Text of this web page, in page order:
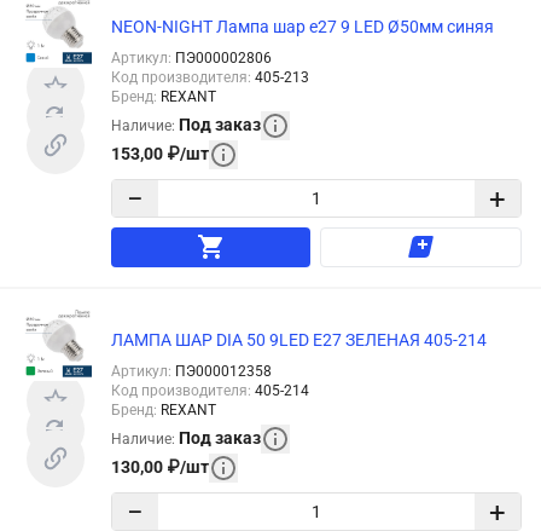
NEON-NIGHT Лампа шар e27 9 LED Ø50мм синяя
Артикул: ПЭ000002806
Код производителя: 405-213
Бренд: REXANT
Наличие: Под заказ
153,00 ₽/шт
− +
ЛАМПА ШАР DIA 50 9LED E27 ЗЕЛЕНАЯ 405-214
Артикул: ПЭ000012358
Код производителя: 405-214
Бренд: REXANT
Наличие: Под заказ
130,00 ₽/шт
− +